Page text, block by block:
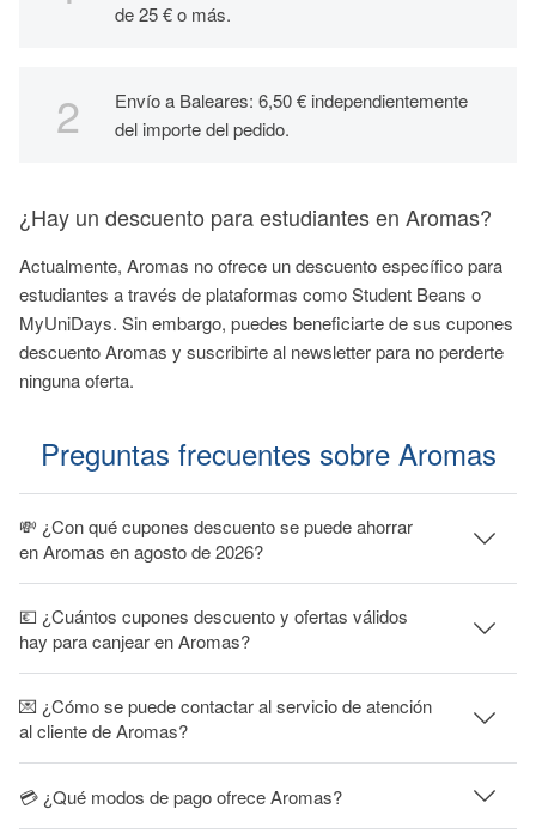
de 25 € o más.
Envío a Baleares: 6,50 € independientemente
del importe del pedido.
¿Hay un descuento para estudiantes en Aromas?
Actualmente, Aromas no ofrece un descuento específico para
estudiantes a través de plataformas como Student Beans o
MyUniDays. Sin embargo, puedes beneficiarte de sus cupones
descuento Aromas y suscribirte al newsletter para no perderte
ninguna oferta.
Preguntas frecuentes sobre Aromas
💸 ¿Con qué cupones descuento se puede ahorrar
en Aromas en agosto de 2026?
💶 ¿Cuántos cupones descuento y ofertas válidos
hay para canjear en Aromas?
💌 ¿Cómo se puede contactar al servicio de atención
al cliente de Aromas?
💳 ¿Qué modos de pago ofrece Aromas?